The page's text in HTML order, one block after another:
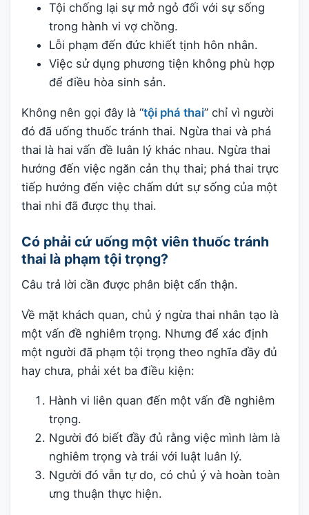
Tội chống lại sự mở ngỏ đối với sự sống
trong hành vi vợ chồng.
Lỗi phạm đến đức khiết tịnh hôn nhân.
Việc sử dụng phương tiện không phù hợp
để điều hòa sinh sản.
Không nên gọi đây là “tội phá thai” chỉ vì người
đó đã uống thuốc tránh thai. Ngừa thai và phá
thai là hai vấn đề luân lý khác nhau. Ngừa thai
hướng đến việc ngăn cản thụ thai; phá thai trực
tiếp hướng đến việc chấm dứt sự sống của một
thai nhi đã được thụ thai.
Có phải cứ uống một viên thuốc tránh
thai là phạm tội trọng?
Câu trả lời cần được phân biệt cẩn thận.
Về mặt khách quan, chủ ý ngừa thai nhân tạo là
một vấn đề nghiêm trọng. Nhưng để xác định
một người đã phạm tội trọng theo nghĩa đầy đủ
hay chưa, phải xét ba điều kiện:
Hành vi liên quan đến một vấn đề nghiêm
trọng.
Người đó biết đầy đủ rằng việc mình làm là
nghiêm trọng và trái với luật luân lý.
Người đó vẫn tự do, có chủ ý và hoàn toàn
ưng thuận thực hiện.